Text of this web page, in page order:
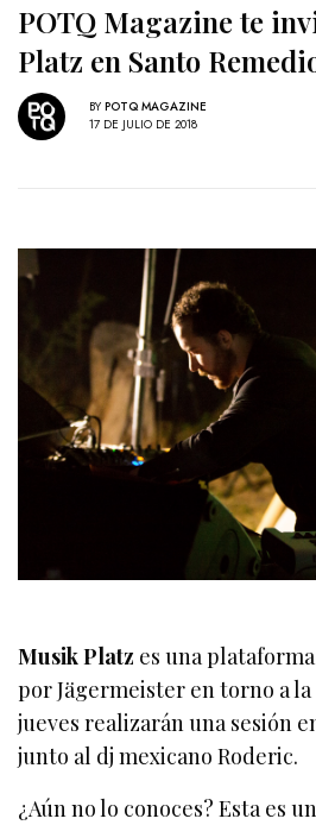
POTQ Magazine te
Platz en Santo
BY POTQ MAGAZINE
17 DE JULIO DE 2018
Musik Platz es una
por Jägermeister en torno a
jueves realizarán una sesión
junto al dj mexicano Roderic.
¿Aún no lo conoces? Esta es